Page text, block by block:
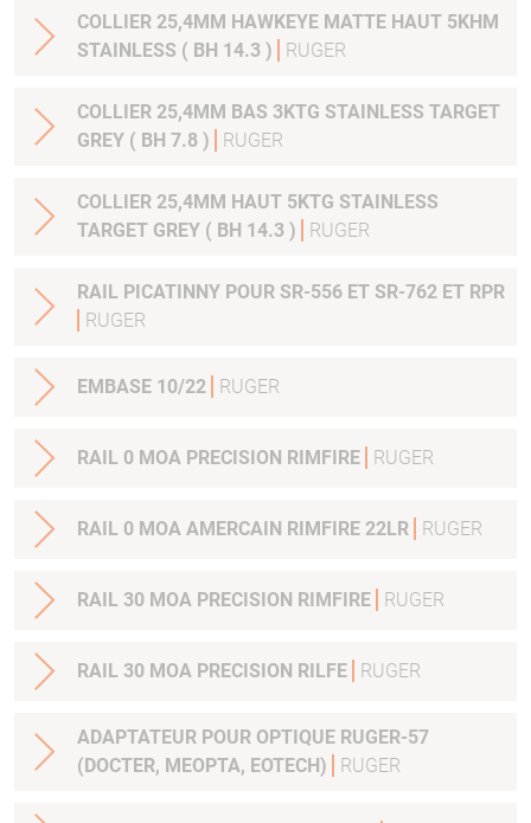
COLLIER 25,4MM HAWKEYE MATTE HAUT 5KHM
STAINLESS ( BH 14.3 )
RUGER
COLLIER 25,4MM BAS 3KTG STAINLESS TARGET
GREY ( BH 7.8 )
RUGER
COLLIER 25,4MM HAUT 5KTG STAINLESS
TARGET GREY ( BH 14.3 )
RUGER
RAIL PICATINNY POUR SR-556 ET SR-762 ET RPR
RUGER
EMBASE 10/22 RUGER
RAIL 0 MOA PRECISION RIMFIRE RUGER
RAIL 0 MOA AMERCAIN RIMFIRE 22LR RUGER
RAIL 30 MOA PRECISION RIMFIRE RUGER
RAIL 30 MOA PRECISION RILFE RUGER
ADAPTATEUR POUR OPTIQUE RUGER-57
(DOCTER, MEOPTA, EOTECH)
RUGER